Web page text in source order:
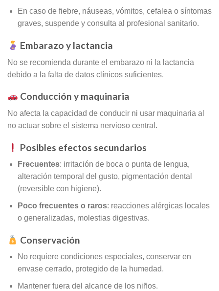
En caso de fiebre, náuseas, vómitos, cefalea o síntomas
graves, suspende y consulta al profesional sanitario.
Embarazo y lactancia
No se recomienda durante el embarazo ni la lactancia
debido a la falta de datos clínicos suficientes.
Conducción y maquinaria
No afecta la capacidad de conducir ni usar maquinaria al
no actuar sobre el sistema nervioso central .
Posibles efectos secundarios
Frecuentes: irritación de boca o punta de lengua,
alteración temporal del gusto, pigmentación dental
(reversible con higiene).
Poco frecuentes o raros: reacciones alérgicas locales
o generalizadas, molestias digestivas.
Conservación
No requiere condiciones especiales, conservar en
envase cerrado, protegido de la humedad.
Mantener fuera del alcance de los niños.